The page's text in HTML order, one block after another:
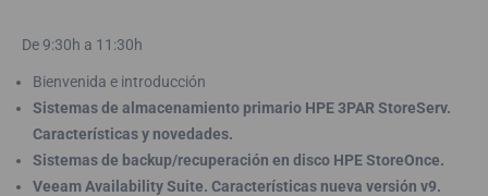
De 9:30h a 11:30h
Bienvenida e introducción
Sistemas de almacenamiento primario HPE 3PAR StoreServ.
Características y novedades.
Sistemas de backup/recuperación en disco HPE StoreOnce.
Veeam Availability Suite. Características nueva versión v9.